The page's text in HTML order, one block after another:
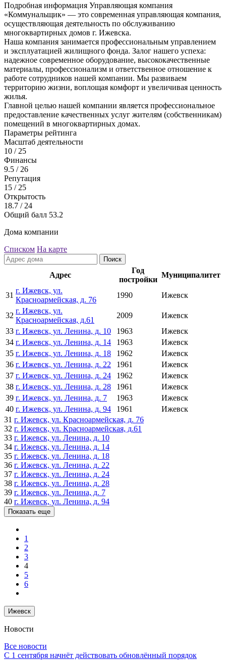
Подробная информация Управляющая компания
«Коммунальщик» — это современная управляющая компания,
осуществляющая деятельность по обслуживанию
многоквартирных домов г. Ижевска.
Наша компания занимается профессиональным управлением
и эксплуатацией жилищного фонда. Залог нашего успеха:
надежное современное оборудование, высококачественные
материалы, профессионализм и ответственное отношение к
работе сотрудников нашей компании. Мы развиваем
территорию жизни, воплощая комфорт и увеличивая ценность
жилья.
Главной целью нашей компании является профессиональное
предоставление качественных услуг жителям (собственникам)
помещений в многоквартирных домах.
Параметры рейтинга
Масштаб деятельности
10 / 25
Финансы
9.5 / 26
Репутация
15 / 25
Открытость
18.7 / 24
Общий балл 53.2
Дома компании
Списком На карте
Поиск
Адрес
Год
постройки
Муниципалитет
31
г. Ижевск, ул.
Красноармейская, д. 76
1990 Ижевск
32
г. Ижевск, ул.
Красноармейская, д.61
2009
Ижевск
33 г. Ижевск, ул. Ленина, д. 10 1963
Ижевск
34 г. Ижевск, ул. Ленина, д. 14 1963
Ижевск
35 г. Ижевск, ул. Ленина, д. 18 1962
Ижевск
36 г. Ижевск, ул. Ленина, д. 22 1961
Ижевск
37 г. Ижевск, ул. Ленина, д. 24 1962
Ижевск
38 г. Ижевск, ул. Ленина, д. 28 1961
Ижевск
39 г. Ижевск, ул. Ленина, д. 7 1963
Ижевск
40 г. Ижевск, ул. Ленина, д. 94 1961
Ижевск
31 г. Ижевск, ул. Красноармейская, д. 76
32 г. Ижевск, ул. Красноармейская, д.61
33 г. Ижевск, ул. Ленина, д. 10
34 г. Ижевск, ул. Ленина, д. 14
35 г. Ижевск, ул. Ленина, д. 18
36 г. Ижевск, ул. Ленина, д. 22
37 г. Ижевск, ул. Ленина, д. 24
38 г. Ижевск, ул. Ленина, д. 28
39 г. Ижевск, ул. Ленина, д. 7
40 г. Ижевск, ул. Ленина, д. 94
Показать еще
1
2
3
4
5
6
Ижевск
Новости
Все новости
С 1 сентября начнёт действовать обновлённый порядок